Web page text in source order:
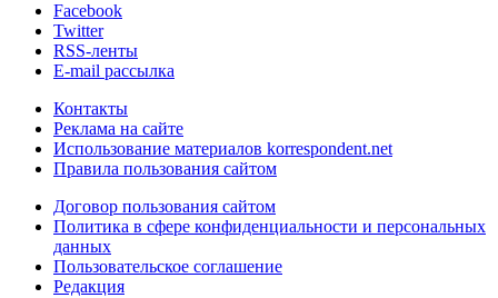
Facebook
Twitter
RSS-ленты
E-mail рассылка
Контакты
Реклама на сайте
Использование материалов korrespondent.net
Правила пользования сайтом
Договор пользования сайтом
Политика в сфере конфиденциальности и персональных
данных
Пользовательское соглашение
Редакция